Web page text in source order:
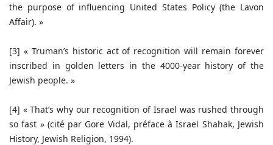
the purpose of influencing United States Policy (the Lavon
Affair). »
[3] « Truman’s historic act of recognition will remain forever
inscribed in golden letters in the 4000-year history of the
Jewish people. »
[4] « That’s why our recognition of Israel was rushed through
so fast » (cité par Gore Vidal, préface à Israel Shahak, Jewish
History, Jewish Religion, 1994).